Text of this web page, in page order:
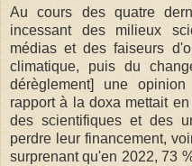
Au cours des quatre
incessant des milieux
médias et des faiseurs
climatique, puis du
dérèglement] une
rapport à la doxa mettait
des scientifiques et des
perdre leur financement,
surprenant qu'en 2022, 73